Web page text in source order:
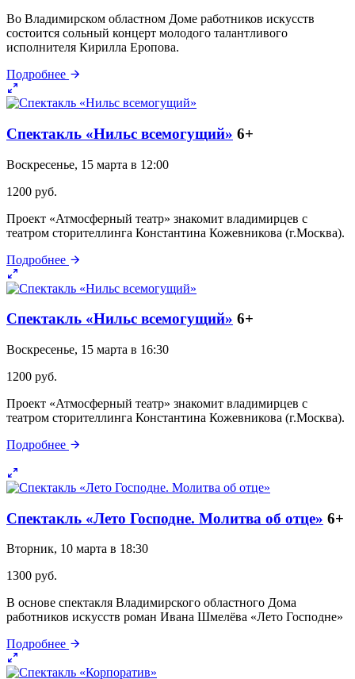
Во Владимирском областном Доме работников искусств
состоится сольный концерт молодого талантливого
исполнителя Кирилла Еропова.
Подробнее
Спектакль «Нильс всемогущий» 6+
Воскресенье, 15 марта в 12:00
1200 руб.
Проект «Атмосферный театр» знакомит владимирцев с
театром сторителлинга Константина Кожевникова (г.Москва).
Подробнее
Спектакль «Нильс всемогущий» 6+
Воскресенье, 15 марта в 16:30
1200 руб.
Проект «Атмосферный театр» знакомит владимирцев с
театром сторителлинга Константина Кожевникова (г.Москва).
Подробнее
Спектакль «Лето Господне. Молитва об отце» 6+
Вторник, 10 марта в 18:30
1300 руб.
В основе спектакля Владимирского областного Дома
работников искусств роман Ивана Шмелёва «Лето Господне»
Подробнее